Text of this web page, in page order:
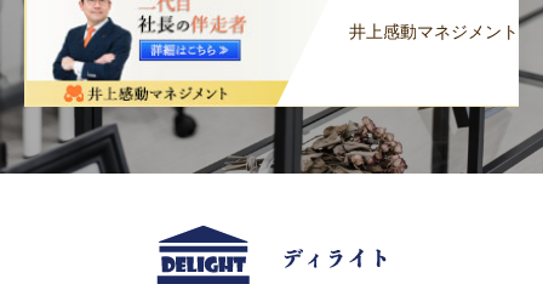
井上感動マネジメント